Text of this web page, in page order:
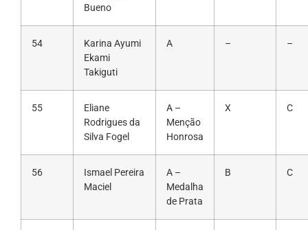
Bueno
54
Karina Ayumi
Ekami
Takiguti
A – –
55
Eliane
Rodrigues da
Silva Fogel
A –
Menção
Honrosa
X C
56
Ismael Pereira
Maciel
A –
Medalha
de Prata
B C